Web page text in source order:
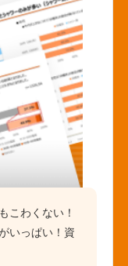
こわくない！
いっぱい！資